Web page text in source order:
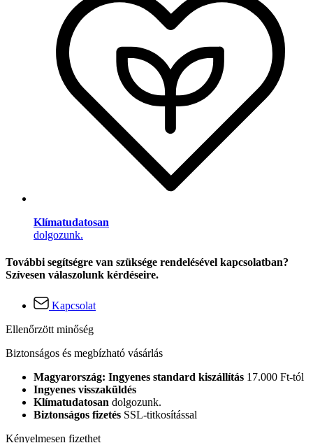
Klímatudatosan
dolgozunk.
További segítségre van szüksége rendelésével kapcsolatban?
Szívesen válaszolunk kérdéseire.
Kapcsolat
Ellenőrzött minőség
Biztonságos és megbízható vásárlás
Magyarország: Ingyenes standard kiszállítás 17.000 Ft-tól
Ingyenes visszaküldés
Klímatudatosan dolgozunk.
Biztonságos fizetés SSL-titkosítással
Kényelmesen fizethet